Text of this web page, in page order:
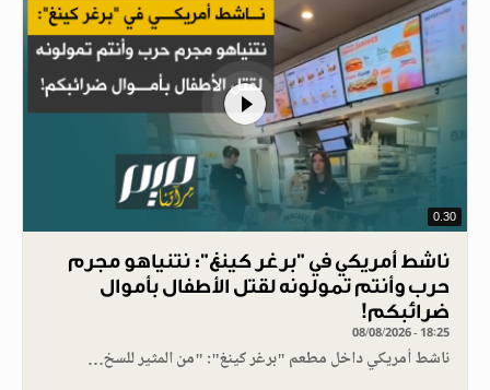
0.30
ناشط أمريكي في "برغر كينغ": نتنياهو مجرم
حرب وأنتم تمولونه لقتل الأطفال بأموال
ضرائبكم!
08/08/2026 - 18:25
ناشط أمريكي داخل مطعم "برغر كينغ": "من المثير للسخ…